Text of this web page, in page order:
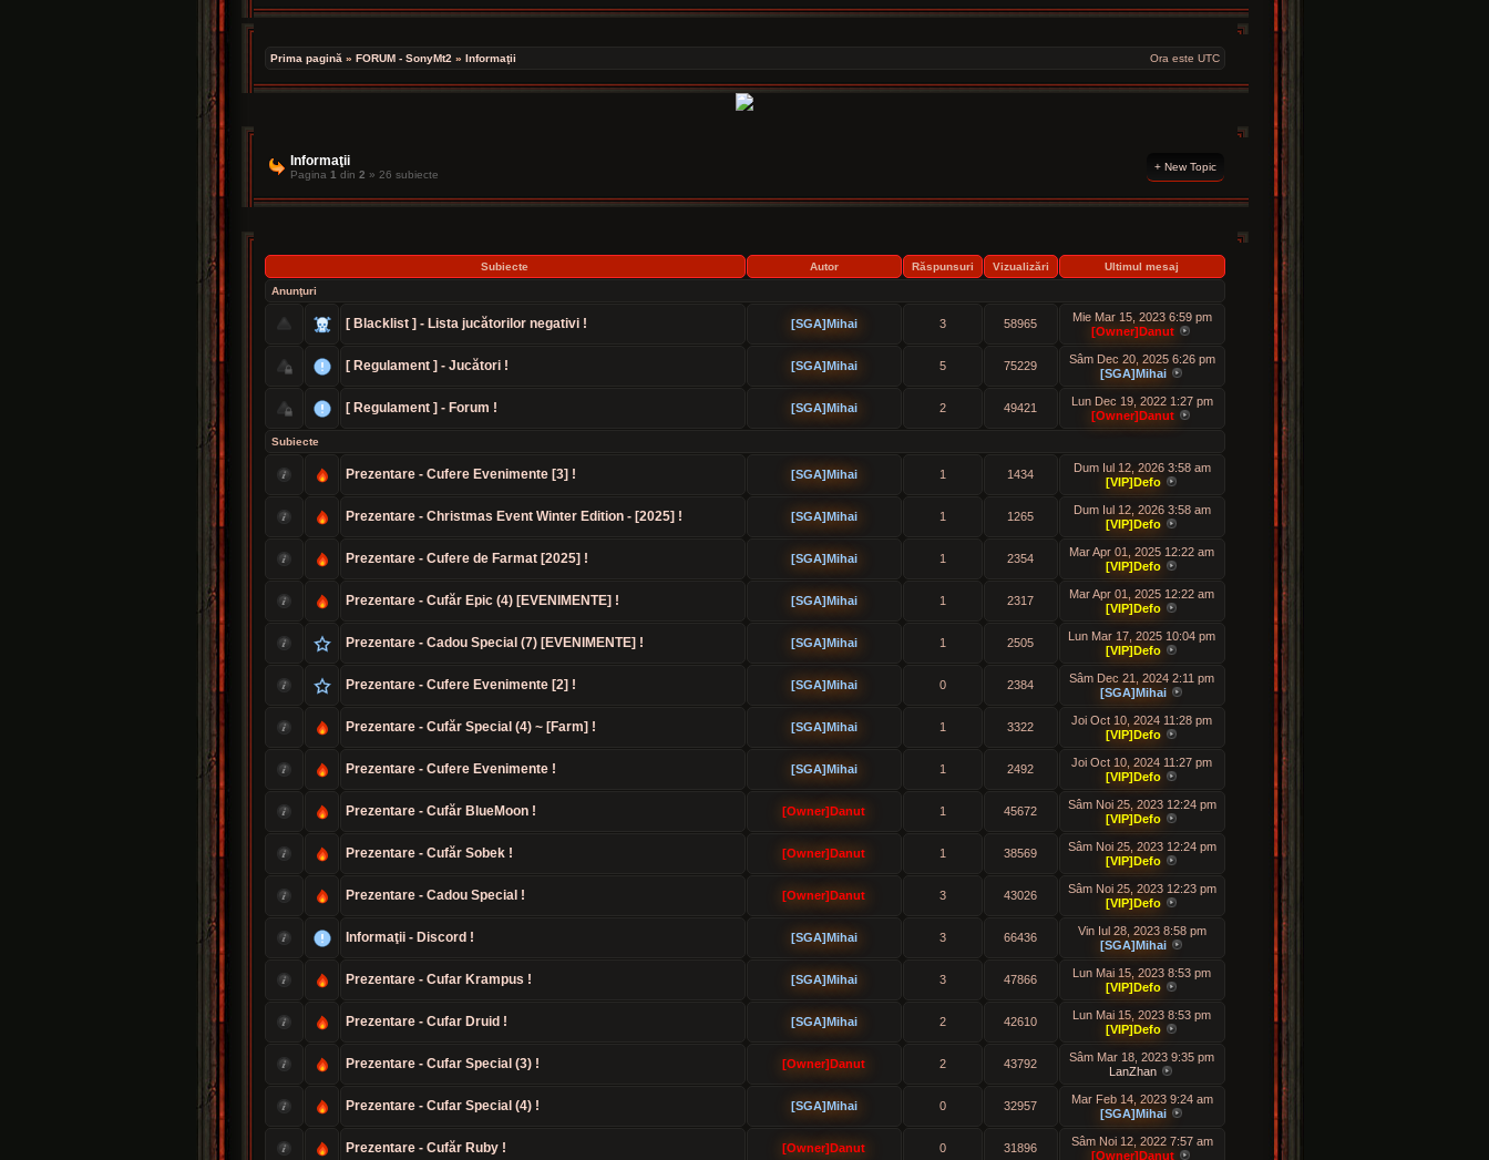
Prima pagină » FORUM - SonyMt2 » Informaţii Ora este UTC
Informaţii
Pagina 1 din 2 » 26 subiecte
+ New Topic
Subiecte Autor Răspunsuri Vizualizări
Ultimul mesaj
Anunţuri
[ Blacklist ] - Lista jucătorilor negativi ! [SGA]Mihai 3 58965
Mie Mar 15, 2023 6:59 pm
[Owner]Danut
[ Regulament ] - Jucători ! [SGA]Mihai 5 75229
Sâm Dec 20, 2025 6:26 pm
[SGA]Mihai
[ Regulament ] - Forum ! [SGA]Mihai 2 49421
Lun Dec 19, 2022 1:27 pm
[Owner]Danut
Subiecte
Prezentare - Cufere Evenimente [3] ! [SGA]Mihai 1 1434
Dum Iul 12, 2026 3:58 am
[VIP]Defo
Prezentare - Christmas Event Winter Edition - [2025] ! [SGA]Mihai 1 1265
Dum Iul 12, 2026 3:58 am
[VIP]Defo
Prezentare - Cufere de Farmat [2025] ! [SGA]Mihai 1 2354
Mar Apr 01, 2025 12:22 am
[VIP]Defo
Prezentare - Cufăr Epic (4) [EVENIMENTE] ! [SGA]Mihai 1 2317
Mar Apr 01, 2025 12:22 am
[VIP]Defo
Prezentare - Cadou Special (7) [EVENIMENTE] ! [SGA]Mihai 1 2505
Lun Mar 17, 2025 10:04 pm
[VIP]Defo
Prezentare - Cufere Evenimente [2] ! [SGA]Mihai 0 2384
Sâm Dec 21, 2024 2:11 pm
[SGA]Mihai
Prezentare - Cufăr Special (4) ~ [Farm] ! [SGA]Mihai 1 3322
Joi Oct 10, 2024 11:28 pm
[VIP]Defo
Prezentare - Cufere Evenimente ! [SGA]Mihai 1 2492
Joi Oct 10, 2024 11:27 pm
[VIP]Defo
Prezentare - Cufăr BlueMoon ! [Owner]Danut 1 45672
Sâm Noi 25, 2023 12:24 pm
[VIP]Defo
Prezentare - Cufăr Sobek ! [Owner]Danut 1 38569
Sâm Noi 25, 2023 12:24 pm
[VIP]Defo
Prezentare - Cadou Special ! [Owner]Danut 3 43026
Sâm Noi 25, 2023 12:23 pm
[VIP]Defo
Informaţii - Discord ! [SGA]Mihai 3 66436
Vin Iul 28, 2023 8:58 pm
[SGA]Mihai
Prezentare - Cufar Krampus ! [SGA]Mihai 3 47866
Lun Mai 15, 2023 8:53 pm
[VIP]Defo
Prezentare - Cufar Druid ! [SGA]Mihai 2 42610
Lun Mai 15, 2023 8:53 pm
[VIP]Defo
Prezentare - Cufar Special (3) ! [Owner]Danut 2 43792
Sâm Mar 18, 2023 9:35 pm
LanZhan
Prezentare - Cufar Special (4) ! [SGA]Mihai 0 32957
Mar Feb 14, 2023 9:24 am
[SGA]Mihai
Prezentare - Cufăr Ruby ! [Owner]Danut 0 31896
Sâm Noi 12, 2022 7:57 am
[Owner]Danut